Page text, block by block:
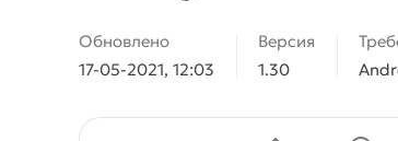
Обновлено
17-05-2021, 12:03
Версия
1.30